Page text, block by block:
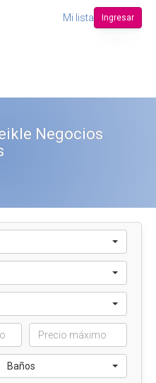
Mi lista Ingresar
Negocios
Baños